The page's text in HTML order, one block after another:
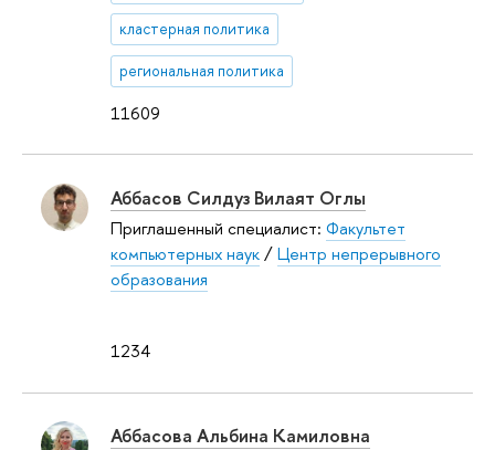
11609
кластерная политика
региональная политика
1234
Аббасов Силдуз Вилаят Оглы
Приглашенный специалист: Факультет
компьютерных наук/Центр непрерывного
образования
Аббасова Альбина Камиловна